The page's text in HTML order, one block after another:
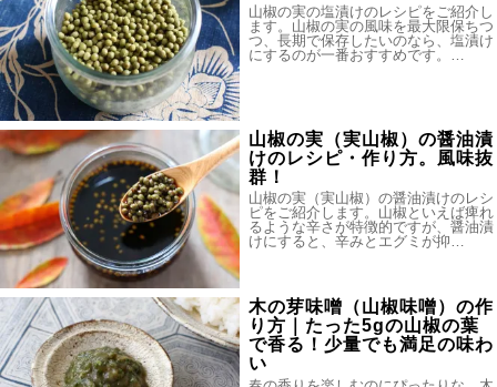
山椒の実の塩漬けのレシピをご紹介し
ます。山椒の実の風味を最大限保ちつ
つ、長期で保存したいのなら、塩漬け
にするのが一番おすすめです。…
山椒の実（実山椒）の醤油漬
けのレシピ・作り方。風味抜
群！
山椒の実（実山椒）の醤油漬けのレシ
ピをご紹介します。山椒といえば痺れ
るような辛さが特徴的ですが、醤油漬
けにすると、辛みとエグミが抑…
木の芽味噌（山椒味噌）の作
り方｜たった5gの山椒の葉
で香る！少量でも満足の味わ
い